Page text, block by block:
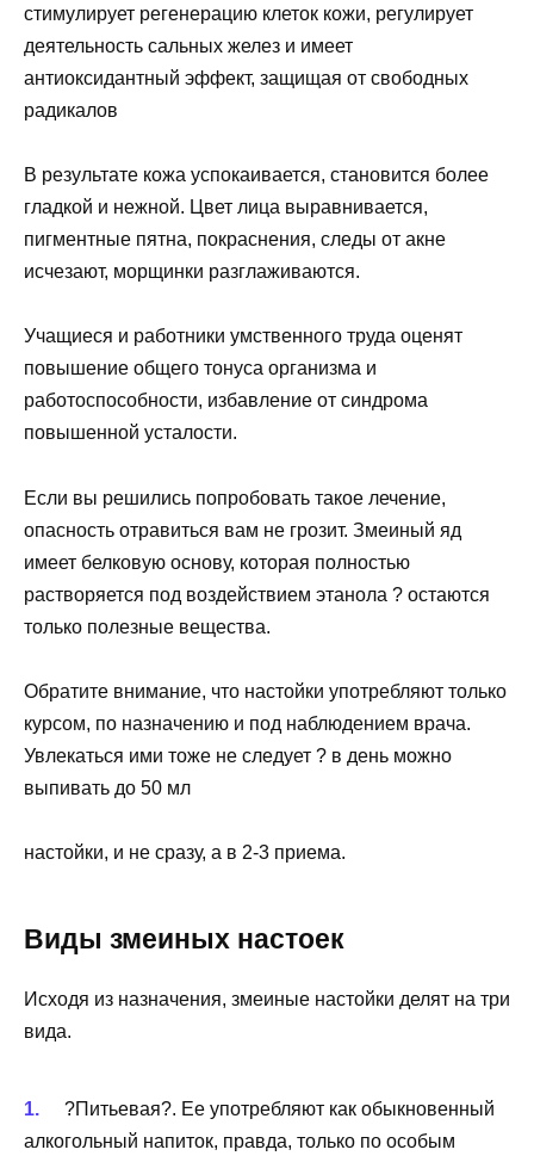
стимулирует регенерацию клеток кожи, регулирует
деятельность сальных желез и имеет
антиоксидантный эффект, защищая от свободных
радикалов
В результате кожа успокаивается, становится более
гладкой и нежной. Цвет лица выравнивается,
пигментные пятна, покраснения, следы от акне
исчезают, морщинки разглаживаются.
Учащиеся и работники умственного труда оценят
повышение общего тонуса организма и
работоспособности, избавление от синдрома
повышенной усталости.
Если вы решились попробовать такое лечение,
опасность отравиться вам не грозит. Змеиный яд
имеет белковую основу, которая полностью
растворяется под воздействием этанола ? остаются
только полезные вещества.
Обратите внимание, что настойки употребляют только
курсом, по назначению и под наблюдением врача.
Увлекаться ими тоже не следует ? в день можно
выпивать до 50 мл
настойки, и не сразу, а в 2-3 приема.
Виды змеиных настоек
Исходя из назначения, змеиные настойки делят на три
вида.
?Питьевая?. Ее употребляют как обыкновенный
алкогольный напиток, правда, только по особым